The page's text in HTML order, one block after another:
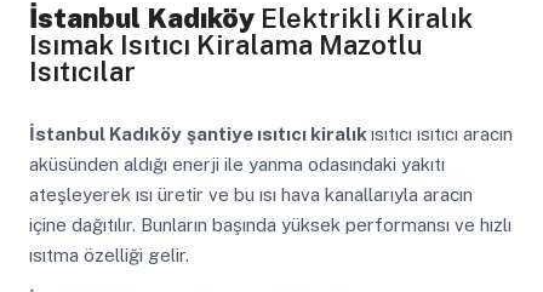
İstanbul KadıköyElektrikli Kiralık
Isımak Isıtıcı Kiralama Mazotlu
Isıtıcılar
İstanbul Kadıköy şantiye ısıtıcı kiralık ısıtıcı ısıtıcı aracın
aküsünden aldığı enerji ile yanma odasındaki yakıtı
ateşleyerek ısı üretir ve bu ısı hava kanallarıyla aracın
içine dağıtılır. Bunların başında yüksek performansı ve hızlı
ısıtma özelliği gelir.